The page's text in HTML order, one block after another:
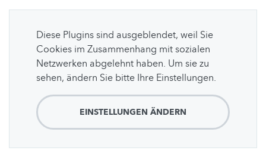
Diese Plugins sind ausgeblendet, weil Sie
Cookies im Zusammenhang mit sozialen
Netzwerken abgelehnt haben. Um sie zu
sehen, ändern Sie bitte Ihre Einstellungen.
EINSTELLUNGEN ÄNDERN